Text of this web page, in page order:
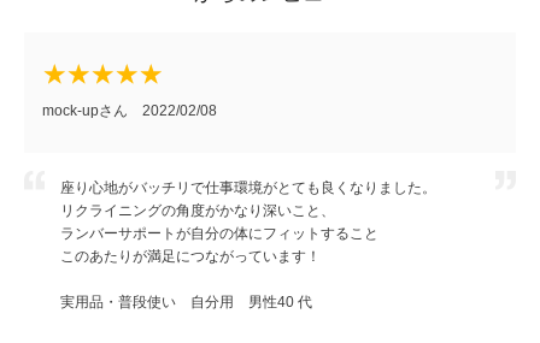
mock-upさん 2022/02/08
座り心地がバッチリで仕事環境がとても良くなりました。
リクライニングの角度がかなり深いこと、
ランバーサポートが自分の体にフィットすること
このあたりが満足につながっています！
実用品・普段使い 自分用 男性40 代